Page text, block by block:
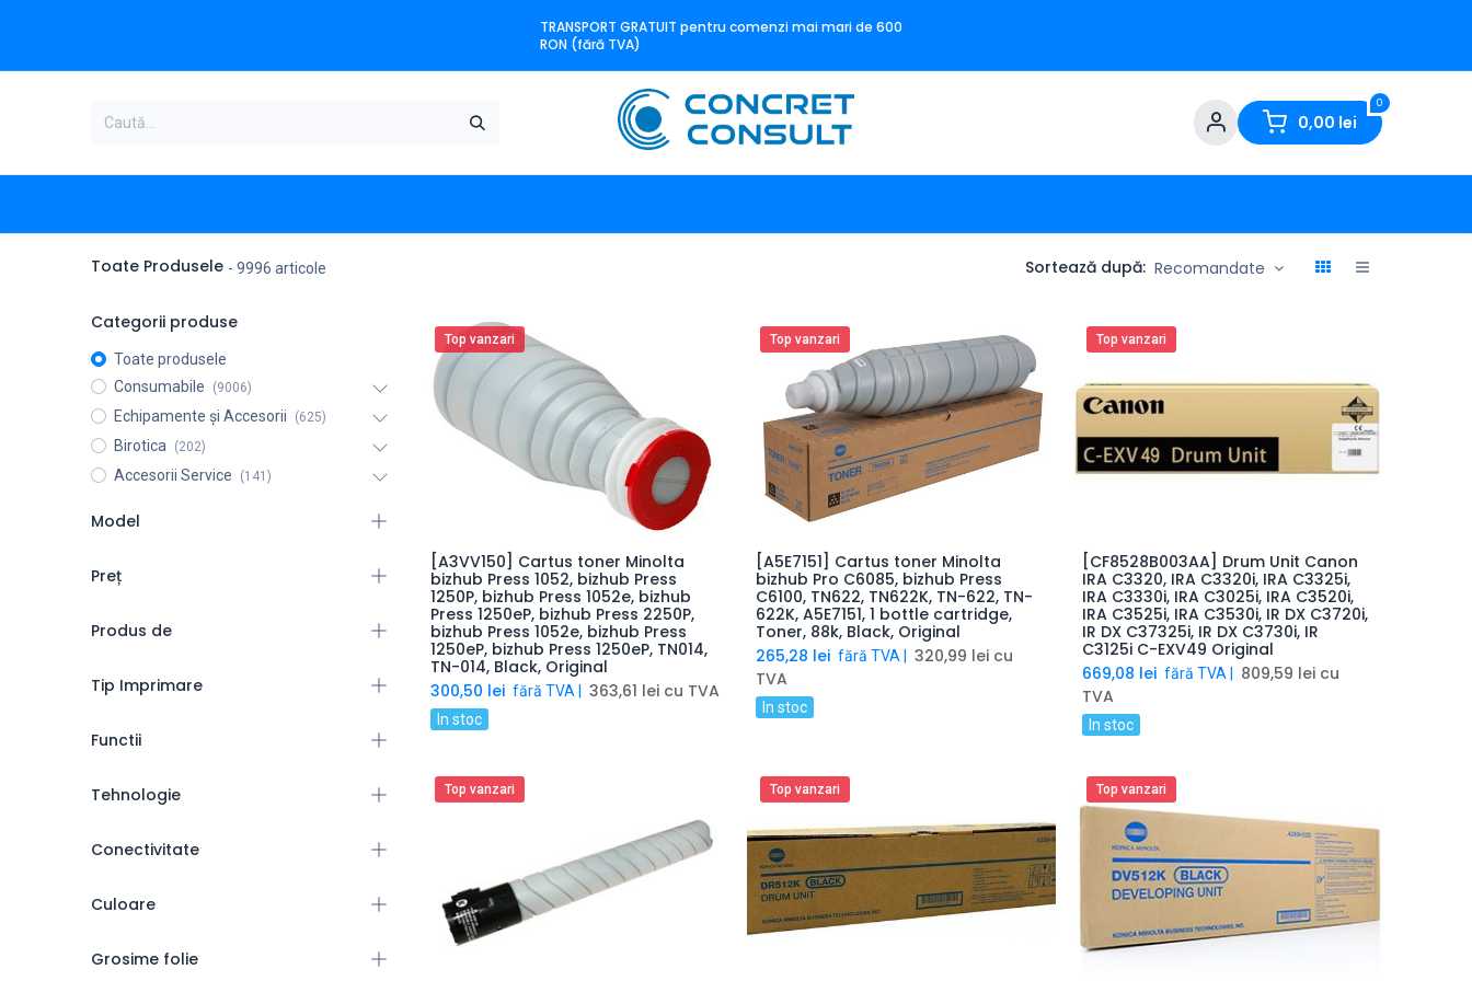
TRANSPORT GRATUIT pentru comenzi mai mari de 600
RON (fără TVA)
0
0,00 lei
Toate Produsele - 9996 articole Sortează după: Recomandate
Categorii produse
Toate produsele
Consumabile
(9006)
Echipamente și Accesorii (625)
Birotica (202)
Accesorii Service (141)
Model
Preț
Produs de
Tip Imprimare
Functii
Tehnologie
Conectivitate
Culoare
Grosime folie
Top vanzari
Adaugă produsul în coș
[A3VV150] Cartus toner Minolta
bizhub Press 1052, bizhub Press
1250P, bizhub Press 1052e, bizhub
Press 1250eP, bizhub Press 2250P,
bizhub Press 1052e, bizhub Press
1250eP, bizhub Press 1250eP, TN014,
TN-014, Black, Original
300,50 lei fără TVA | 363,61 leicu TVA
In stoc
Top vanzari
Adaugă produsul în coș
[A5E7151] Cartus toner Minolta
bizhub Pro C6085, bizhub Press
C6100, TN622, TN622K, TN-622, TN-
622K, A5E7151, 1 bottle cartridge,
Toner, 88k, Black, Original
265,28 lei fără TVA | 320,99 lei cu
TVA
In stoc
Top vanzari
Adaugă produsul în coș
[CF8528B003AA] Drum Unit Canon
IRA C3320, IRA C3320i, IRA C3325i,
IRA C3330i, IRA C3025i, IRA C3520i,
IRA C3525i, IRA C3530i, IR DX C3720i,
IR DX C37325i, IR DX C3730i, IR
C3125i C-EXV49 Original
669,08 lei fără TVA | 809,59 leicu
TVA
In stoc
Top vanzari Top vanzari Top vanzari